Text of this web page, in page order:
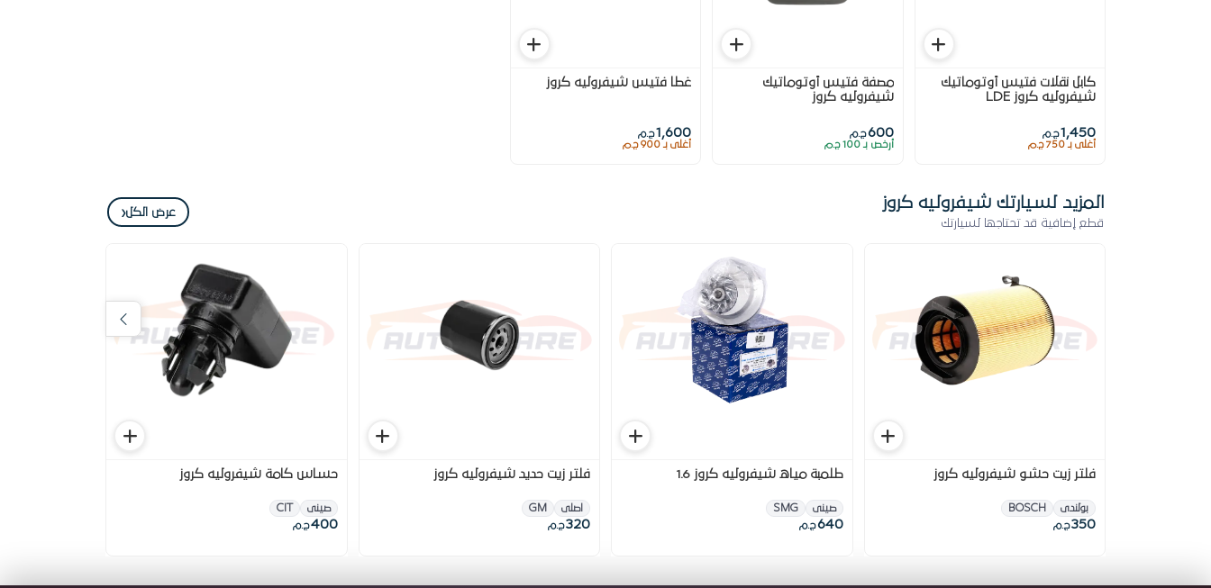
كابل نقلات فتيس أوتوماتيك
شيفروليه كروز LDE
1,450ج.م
أغلى بـ 750 ج.م
مصفة فتيس أوتوماتيك
شيفروليه كروز
600 ج.م
أرخص بـ 100 ج.م
غطا فتيس شيفروليه كروز
1,600ج.م
أغلى بـ 900 ج.م
المزيد لسيارتك شيفروليه كروز
قطع إضافية قد تحتاجها لسيارتك
عرض الكل‹
فلتر زيت حشو شيفروليه كروز
بولندى BOSCH
350ج.م
طلمبة مياه شيفروليه كروز 1.6
صينى SMG
640 ج.م
فلتر زيت حديد شيفروليه كروز
اصلى GM
320ج.م
حساس كامة شيفروليه كروز
صينى CIT
400 ج.م